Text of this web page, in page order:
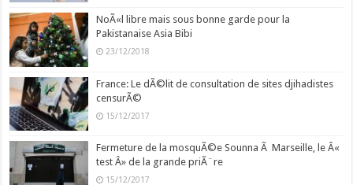
NoÃ«l libre mais sous bonne garde pour la
Pakistanaise Asia Bibi
23/12/2018
France: Le dÃ©lit de consultation de sites djihadistes
censurÃ©
15/12/2017
Fermeture de la mosquÃ©e Sounna Ã Marseille, le Â«
test Â» de la grande priÃ¨re
15/12/2017